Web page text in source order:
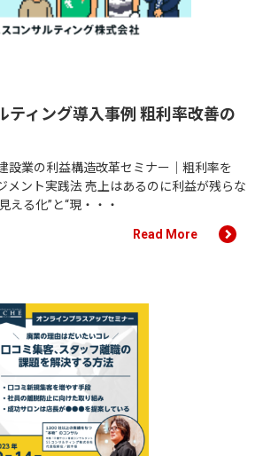
ティング導入事例 粗利率改善の
設業の利益構造改革セミナー｜粗利率を
メント実践法 売上はあるのに利益が残らな
える化”と“現・・・
Read More